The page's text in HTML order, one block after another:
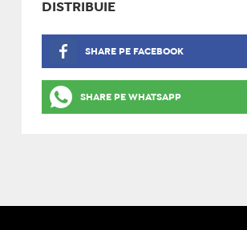
DISTRIBUIE
SHARE PE FACEBOOK
SHARE PE WHATSAPP